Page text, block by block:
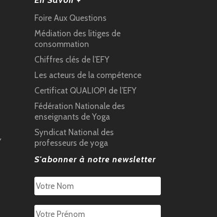
Foire Aux Questions
Médiation des litiges de
consommation
Chiffres clés de l’EFY
Les acteurs de la compétence
Certificat QUALIOPI de l’EFY
Fédération Nationale des
enseignants de Yoga
Syndicat National des
professeurs de yoga
S'abonner à notre newsletter